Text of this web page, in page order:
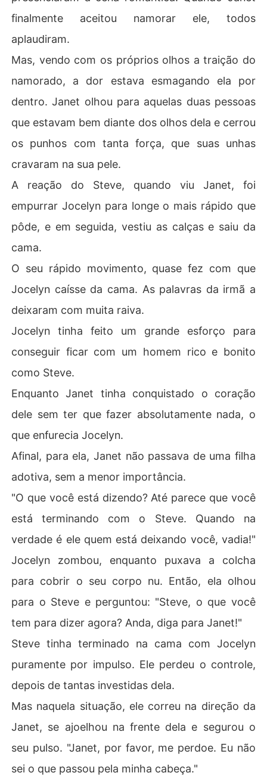
finalmente aceitou namorar ele, todos
aplaudiram.
Mas, vendo com os próprios olhos a traição do
namorado, a dor estava esmagando ela por
dentro. Janet olhou para aquelas duas pessoas
que estavam bem diante dos olhos dela e cerrou
os punhos com tanta força, que suas unhas
cravaram na sua pele.
A reação do Steve, quando viu Janet, foi
empurrar Jocelyn para longe o mais rápido que
pôde, e em seguida, vestiu as calças e saiu da
cama.
O seu rápido movimento, quase fez com que
Jocelyn caísse da cama. As palavras da irmã a
deixaram com muita raiva.
Jocelyn tinha feito um grande esforço para
conseguir ficar com um homem rico e bonito
como Steve.
Enquanto Janet tinha conquistado o coração
dele sem ter que fazer absolutamente nada, o
que enfurecia Jocelyn.
Afinal, para ela, Janet não passava de uma filha
adotiva, sem a menor importância.
"O que você está dizendo? Até parece que você
está terminando com o Steve. Quando na
verdade é ele quem está deixando você, vadia!"
Jocelyn zombou, enquanto puxava a colcha
para cobrir o seu corpo nu. Então, ela olhou
para o Steve e perguntou: "Steve, o que você
tem para dizer agora? Anda, diga para Janet!"
Steve tinha terminado na cama com Jocelyn
puramente por impulso. Ele perdeu o controle,
depois de tantas investidas dela.
Mas naquela situação, ele correu na direção da
Janet, se ajoelhou na frente dela e segurou o
seu pulso. "Janet, por favor, me perdoe. Eu não
sei o que passou pela minha cabeça."